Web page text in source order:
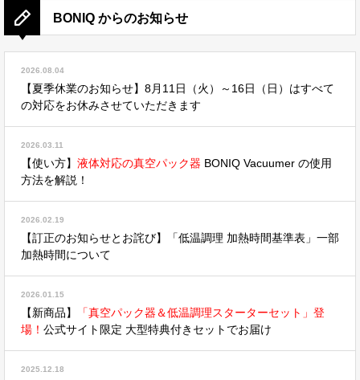
BONIQ からのお知らせ
2026.08.04
【夏季休業のお知らせ】8月11日（火）～16日（日）はすべて
の対応をお休みさせていただきます
2026.03.11
【使い方】 液体対応の真空パック器 BONIQ Vacuumer の使用
方法を解説！
2026.02.19
【訂正のお知らせとお詫び】「低温調理 加熱時間基準表」一部
加熱時間について
2026.01.15
【新商品】
「真空パック器＆低温調理スターターセット」登
場！ 公式サイト限定 大型特典付きセットでお届け
2025.12.18